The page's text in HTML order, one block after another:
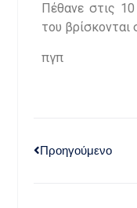
Πέθανε στις
του βρίσκονται
πγπ
Προηγούμενο